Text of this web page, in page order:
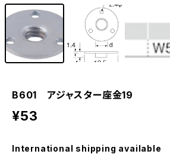
B601 アジャスター座金19
¥53
International shipping available